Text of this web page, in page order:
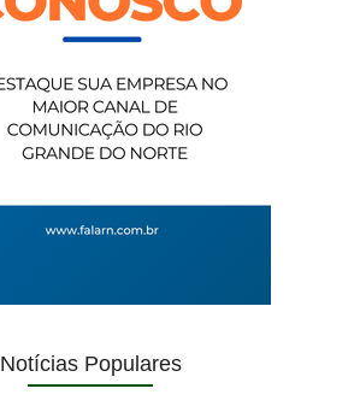
Notícias Populares